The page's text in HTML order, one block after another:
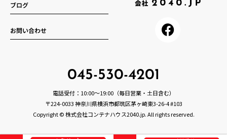
ブログ
お問い合わせ
045-530-4201
電話受付：10:00～19:00（毎日営業・土日含む）
〒224-0033 神奈川県横浜市都筑区茅ヶ崎東3-26-4 #103
Copyright © 株式会社コンテナハウス2040.jp. All rights reserved.